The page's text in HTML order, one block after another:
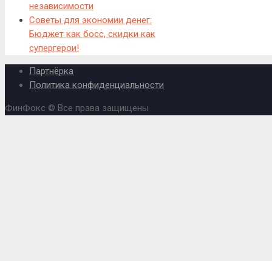
независимости
Советы для экономии денег:
Бюджет как босс, скидки как
супергерои!
Партнёрка
Политика конфиденциальности
ФинФокс © Все права защищены